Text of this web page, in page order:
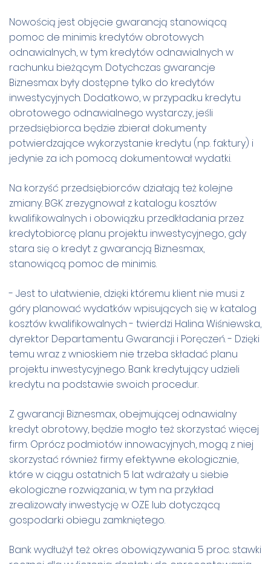
Nowością jest objęcie gwarancją stanowiącą
pomoc de minimis kredytów obrotowych
odnawialnych, w tym kredytów odnawialnych w
rachunku bieżącym. Dotychczas gwarancje
Biznesmax były dostępne tylko do kredytów
inwestycyjnych. Dodatkowo, w przypadku kredytu
obrotowego odnawialnego wystarczy, jeśli
przedsiębiorca będzie zbierał dokumenty
potwierdzające wykorzystanie kredytu (np. faktury) i
jedynie za ich pomocą dokumentował wydatki.
Na korzyść przedsiębiorców działają też kolejne
zmiany. BGK zrezygnował z katalogu kosztów
kwalifikowalnych i obowiązku przedkładania przez
kredytobiorcę planu projektu inwestycyjnego, gdy
stara się o kredyt z gwarancją Biznesmax,
stanowiącą pomoc de minimis.
- Jest to ułatwienie, dzięki któremu klient nie musi z
góry planować wydatków wpisujących się w katalog
kosztów kwalifikowalnych - twierdzi Halina Wiśniewska,
dyrektor Departamentu Gwarancji i Poręczeń. - Dzięki
temu wraz z wnioskiem nie trzeba składać planu
projektu inwestycyjnego. Bank kredytujący udzieli
kredytu na podstawie swoich procedur.
Z gwarancji Biznesmax, obejmującej odnawialny
kredyt obrotowy, będzie mogło też skorzystać więcej
firm. Oprócz podmiotów innowacyjnych, mogą z niej
skorzystać również firmy efektywne ekologicznie,
które w ciągu ostatnich 5 lat wdrażały u siebie
ekologiczne rozwiązania, w tym na przykład
zrealizowały inwestycję w OZE lub dotyczącą
gospodarki obiegu zamkniętego.
Bank wydłużył też okres obowiązywania 5 proc. stawki